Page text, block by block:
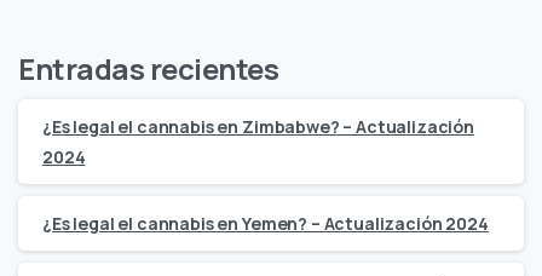
Entradas recientes
¿Es legal el cannabis en Zimbabwe? – Actualización
2024
¿Es legal el cannabis en Yemen? – Actualización 2024